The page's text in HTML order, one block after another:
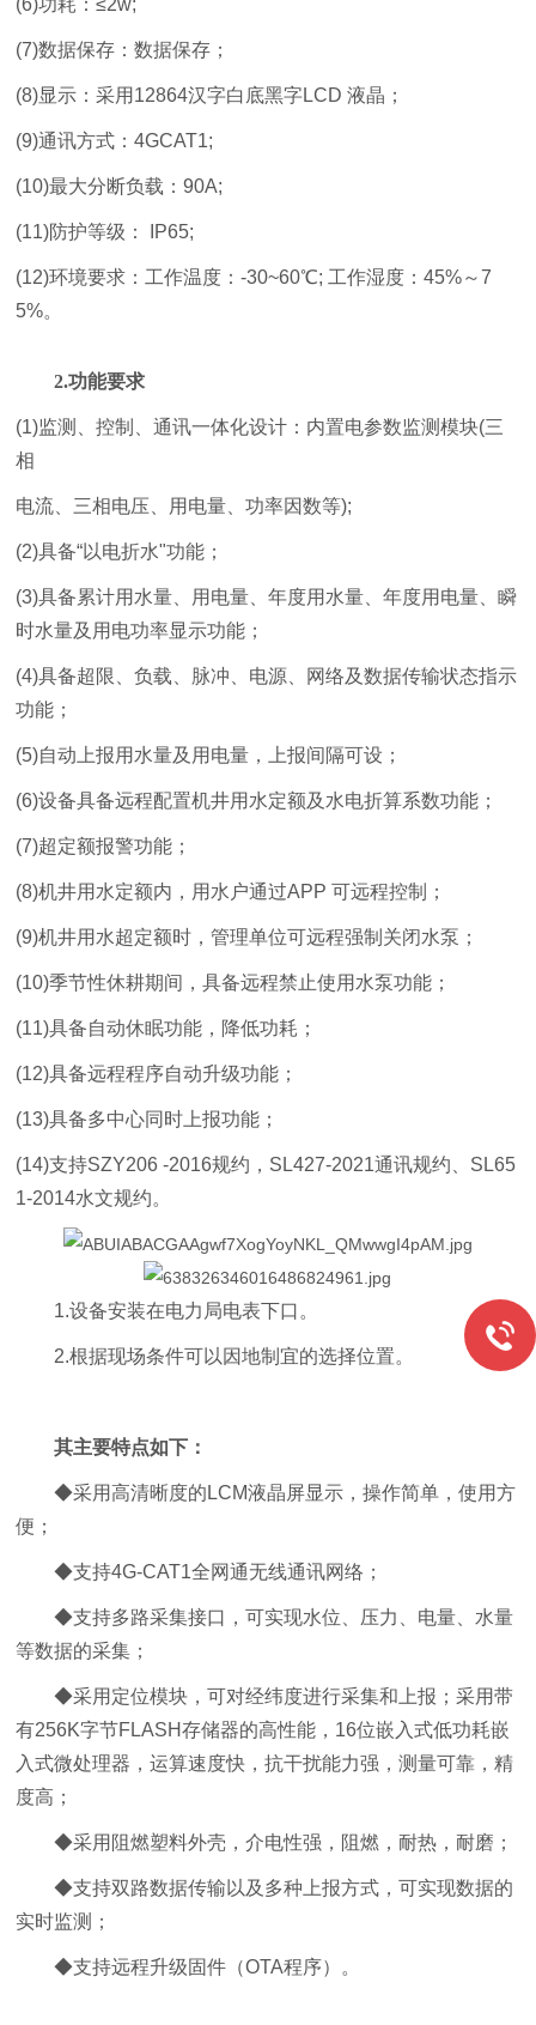
(6)功耗：≤2w;
(7)数据保存：数据保存；
(8)显示：采用12864汉字白底黑字LCD 液晶；
(9)通讯方式：4GCAT1;
(10)最大分断负载：90A;
(11)防护等级： IP65;
(12)环境要求：工作温度：-30~60℃; 工作湿度：45%～7
5%。
2.功能要求
(1)监测、控制、通讯一体化设计：内置电参数监测模块(三
相
电流、三相电压、用电量、功率因数等);
(2)具备“以电折水"功能；
(3)具备累计用水量、用电量、年度用水量、年度用电量、瞬
时水量及用电功率显示功能；
(4)具备超限、负载、脉冲、电源、网络及数据传输状态指示
功能；
(5)自动上报用水量及用电量，上报间隔可设；
(6)设备具备远程配置机井用水定额及水电折算系数功能；
(7)超定额报警功能；
(8)机井用水定额内，用水户通过APP 可远程控制；
(9)机井用水超定额时，管理单位可远程强制关闭水泵；
(10)季节性休耕期间，具备远程禁止使用水泵功能；
(11)具备自动休眠功能，降低功耗；
(12)具备远程程序自动升级功能；
(13)具备多中心同时上报功能；
(14)支持SZY206 -2016规约，SL427-2021通讯规约、SL65
1-2014水文规约。
1.设备安装在电力局电表下口。
2.根据现场条件可以因地制宜的选择位置。
其主要特点如下：
◆采用高清晰度的LCM液晶屏显示，操作简单，使用方
便；
◆支持4G-CAT1全网通无线通讯网络；
◆支持多路采集接口，可实现水位、压力、电量、水量
等数据的采集；
◆采用定位模块，可对经纬度进行采集和上报；采用带
有256K字节FLASH存储器的高性能，16位嵌入式低功耗嵌
入式微处理器，运算速度快，抗干扰能力强，测量可靠，精
度高；
◆采用阻燃塑料外壳，介电性强，阻燃，耐热，耐磨；
◆支持双路数据传输以及多种上报方式，可实现数据的
实时监测；
◆支持远程升级固件（OTA程序）。